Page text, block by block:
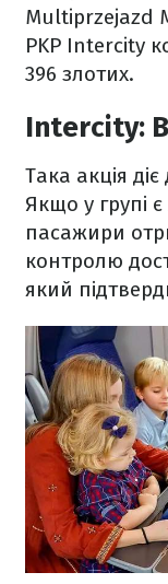
Multiprzejazd
PKP Intercity
396 злотих.
Intercity:
Така акція
Якщо у групі
пасажири
контролю
який